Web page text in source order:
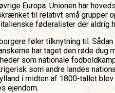
Europa. Unionen har
til relativt små grupper
føderalister der aldrig
føler tilknytning til.
har taget den røde
som nationale
som andre landes
i midten af 1800-tallet
ejendom.